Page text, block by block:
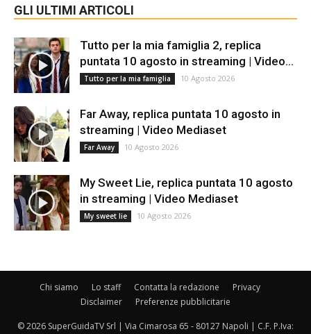
GLI ULTIMI ARTICOLI
Tutto per la mia famiglia 2, replica
puntata 10 agosto in streaming | Video...
Tutto per la mia famiglia 10 Agosto 2026
Far Away, replica puntata 10 agosto in
streaming | Video Mediaset
Far Away 10 Agosto 2026
My Sweet Lie, replica puntata 10 agosto
in streaming | Video Mediaset
My sweet lie 10 Agosto 2026
Chi siamo Lo staff Contatta la redazione
Privacy
Disclaimer
Preferenze pubblicitarie
© 2026 SuperGuidaTV Srl | Via Cimarosa 65 - 80127 Napoli | C.F. P.Iva: